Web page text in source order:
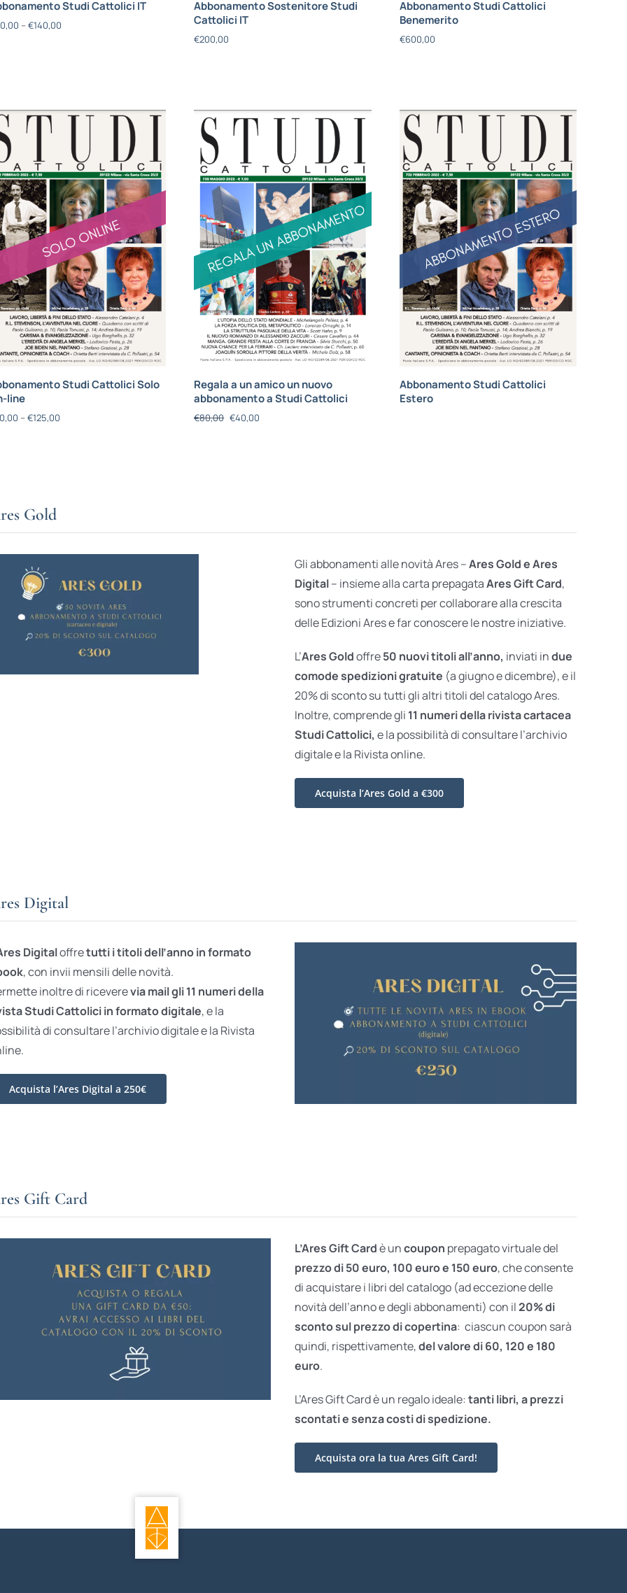
Studi Cattolici IT
– €140,00
Abbonamento Sostenitore Studi
Cattolici IT
€200,00
Abbonamento Studi Cattolici
Benemerito
€600,00
Studi Cattolici Solo
line
– €125,00
Regala a un amico un nuovo
abbonamento a Studi Cattolici
€80,00 €40,00
Abbonamento Studi Cattolici
Estero
Gold
Gli abbonamenti alle novità Ares –Ares Gold e Ares
Digital– insieme alla carta prepagataAres Gift Card,
sono strumenti concreti per collaborare alla crescita
delle Edizioni Ares e far conoscere le nostre iniziative.
L’Ares Goldoffre50 nuovi titoli all’anno, inviati indue
comode spedizioni gratuite (a giugno e dicembre), e il
20% di sconto su tutti gli altri titoli del catalogo Ares.
Inoltre, comprende gli 11 numeri della rivista cartacea
Studi Cattolici, e la possibilità di consultare l’archivio
digitale e la Rivista online.
Acquista l’Ares Gold a €300
Digital
Digitaloffretutti i titoli dell’anno in formato
, con invii mensili delle novità.
inoltre di riceverevia mail gli 11 numeri della
Studi Cattolici in formato digitale, e la
di consultare l’archivio digitale e la Rivista
Acquista l’Ares Digital a 250€
Gift Card
L’Ares Gift Cardè uncoupon prepagato virtuale del
prezzo di 50 euro, 100 euro e 150 euro, che consente
di acquistare i libri del catalogo (ad eccezione delle
novità dell’anno e degli abbonamenti) con il20% di
sconto sul prezzo di copertina: ciascun coupon sarà
quindi, rispettivamente,del valore di 60, 120 e 180
euro.
L’Ares Gift Card è un regalo ideale: tanti libri, a prezzi
scontati esenza costi di spedizione.
Acquista ora la tua Ares Gift Card!